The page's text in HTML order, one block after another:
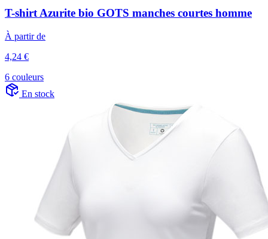
T-shirt Azurite bio GOTS manches courtes homme
À partir de
4,24 €
6 couleurs
En stock